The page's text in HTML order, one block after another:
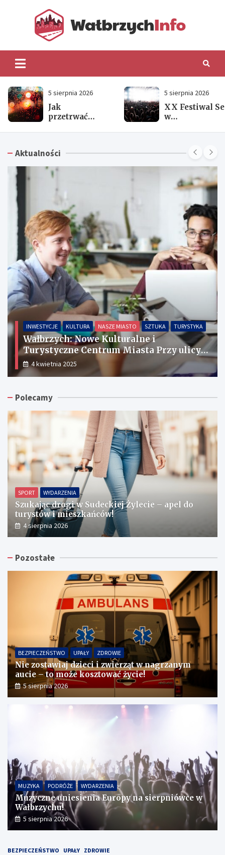
5 sierpnia 2026
Jak
przetrwać
gorące
chwile!
5 sierpnia 2026
XX Festiwal
w
sierpnia!
Aktualności
INWESTYCJE KULTURA NASZE MIASTO SZTUKA TURYSTYKA
Wałbrzych: Nowe Kulturalne i
Turystyczne Centrum Miasta Przy ulicy
Słowackiego
4 kwietnia 2025
Polecamy
SPORT WYDARZENIA
Szukając drogi w Sudeckiej Żylecie – apel do
turystów i mieszkańców!
4 sierpnia 2026
Pozostałe
BEZPIECZEŃSTWO UPAŁY ZDROWIE
Nie zostawiaj dzieci i zwierząt w nagrzanym
aucie – to może kosztować życie!
5 sierpnia 2026
MUZYKA PODRÓŻE WYDARZENIA
Muzyczne uniesienia Europy na sierpniówce w
Wałbrzychu!
5 sierpnia 2026
BEZPIECZEŃSTWO UPAŁY ZDROWIE